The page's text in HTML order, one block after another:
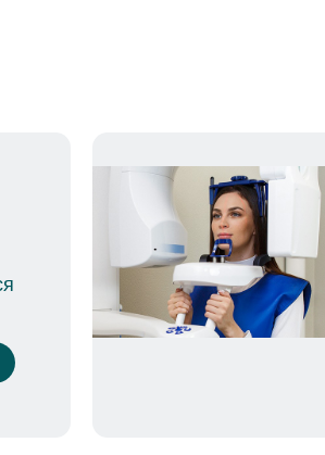
Язва